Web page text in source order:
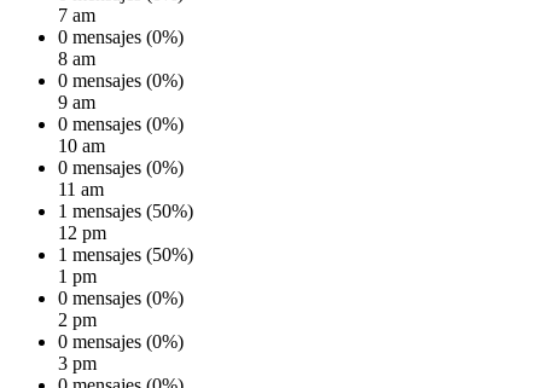
7 am
0 mensajes (0%)
8 am
0 mensajes (0%)
9 am
0 mensajes (0%)
10 am
0 mensajes (0%)
11 am
1 mensajes (50%)
12 pm
1 mensajes (50%)
1 pm
0 mensajes (0%)
2 pm
0 mensajes (0%)
3 pm